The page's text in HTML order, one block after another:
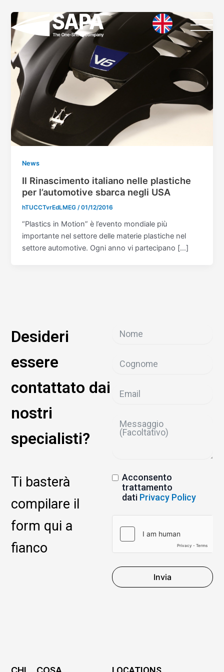
contenuto
News
Il Rinascimento italiano nelle plastiche
per l’automotive sbarca negli USA
hTUCCTvrEdLMEG/01/12/2016
“Plastics in Motion” è l’evento mondiale più
importante nel settore delle materie plastiche nel
settore automotive. Ogni anno vi partecipano […]
Desideri
essere
contattato dai
nostri
specialisti?
Ti basterà
compilare il
form qui a
fianco
Acconsento
trattamento
dati Privacy Policy
Invia